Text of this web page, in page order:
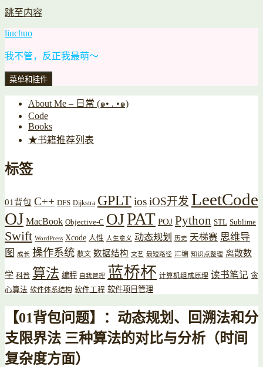
跳至内容
liuchuo
我不管，反正我最萌～
菜单和挂件
About Me – 日常 (๑• . •๑)
Code
Books
★书籍推荐列表
标签
01背包 C++ DFS Dijkstra GPLTiosiOS开发 LeetCode
OJ MacBook Objective-C OJPAT POJ Python STL Sublime
Swift WordPress Xcode 人性 人生意义 动态规划 历史 天梯赛 思维导
图
成长 操作系统 散文 数据结构 文艺 最短路径 汇编 知识点整理 离散数
学 科普 算法 编程 自我管理 蓝桥杯 计算机组成原理 读书笔记 贪
心算法 软件体系结构 软件工程 软件项目管理
【01背包问题】：动态规划、回溯法和分
支限界法 三种算法的对比与分析（时间
复杂度方面）